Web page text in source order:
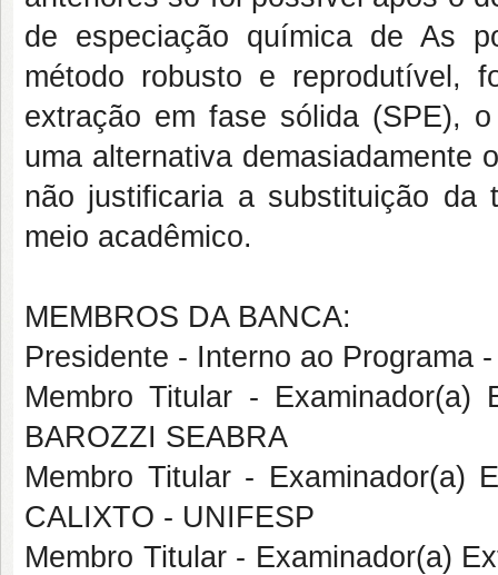
de especiação química de As
método robusto e reprodutível,
extração em fase sólida (SPE),
uma alternativa demasiadamente
não justificaria a substituição da
meio acadêmico.
MEMBROS DA BANCA:
Presidente - Interno ao Programa
Membro Titular -
BAROZZI SEABRA
Membro Titular - Examinador(a)
CALIXTO - UNIFESP
Membro Titular - Examinador(a)